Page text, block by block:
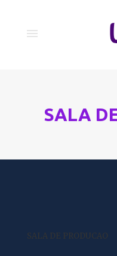
SALA
SALA DE PRODUCAO